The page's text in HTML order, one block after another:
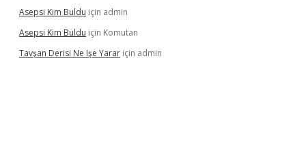
Asepsi Kim Buldu için admin
Asepsi Kim Buldu için Komutan
Tavşan Derisi Ne Işe Yarar için admin